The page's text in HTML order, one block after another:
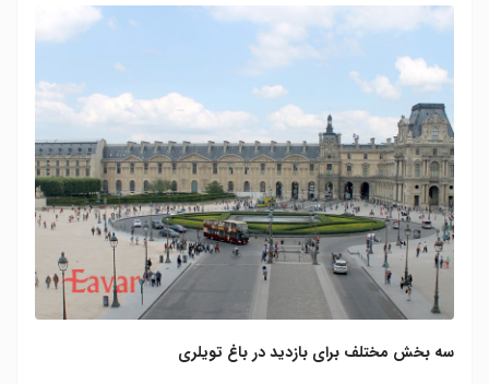
سه بخش مختلف برای بازدید در باغ تویلری